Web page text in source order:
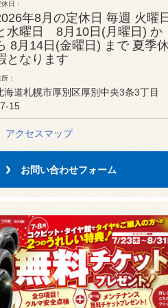
日
年8月の定休日 毎週 火曜日
水曜日 8月10日(月曜日) か
8月14日(金曜日) まで 夏季
となります
所
海道札幌市厚別区厚別中央3条3丁目
15
アクセスマップ
お問い合わせフォーム